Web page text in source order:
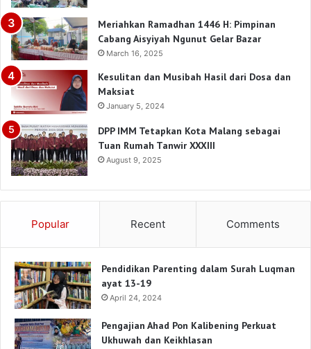
Meriahkan Ramadhan 1446 H: Pimpinan
Cabang Aisyiyah Ngunut Gelar Bazar
March 16, 2025
Kesulitan dan Musibah Hasil dari Dosa dan
Maksiat
January 5, 2024
DPP IMM Tetapkan Kota Malang sebagai
Tuan Rumah Tanwir XXXIII
August 9, 2025
Popular Recent Comments
Pendidikan Parenting dalam Surah Luqman
ayat 13-19
April 24, 2024
Pengajian Ahad Pon Kalibening Perkuat
Ukhuwah dan Keikhlasan